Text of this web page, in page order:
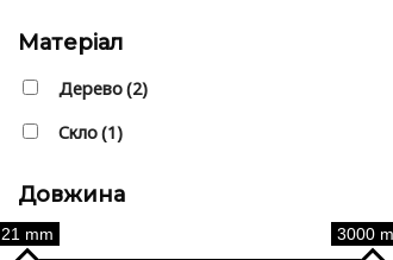
Матеріал
Дерево(2)
Скло(1)
Довжина
21 mm 3000